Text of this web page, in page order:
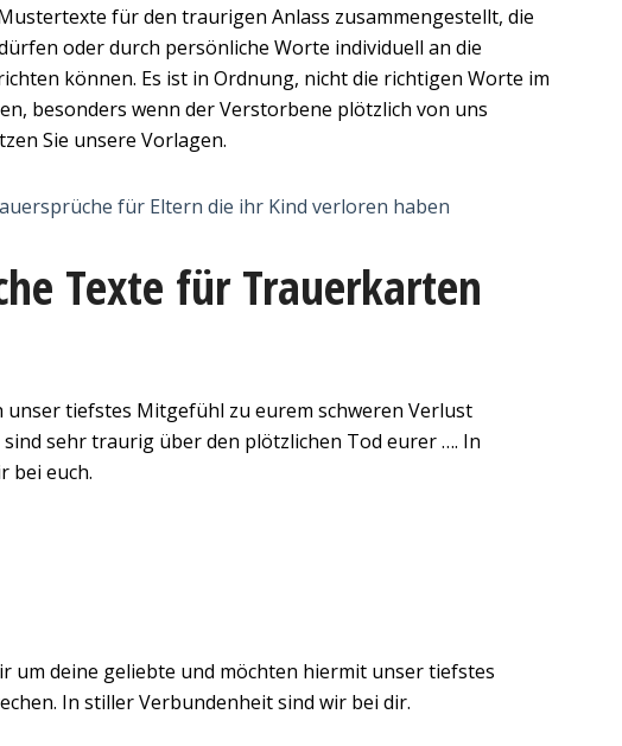
für den traurigen Anlass zusammengestellt, die
oder durch persönliche Worte individuell an die
können. Es ist in Ordnung, nicht die richtigen Worte im
besonders wenn der Verstorbene plötzlich von uns
Sie unsere Vorlagen.
für Eltern die ihr Kind verloren haben
Texte für Trauerkarten
unser tiefstes Mitgefühl zu eurem schweren Verlust
sehr traurig über den plötzlichen Tod eurer …. In
bei euch.
um deine geliebte und möchten hiermit unser tiefstes
In stiller Verbundenheit sind wir bei dir.